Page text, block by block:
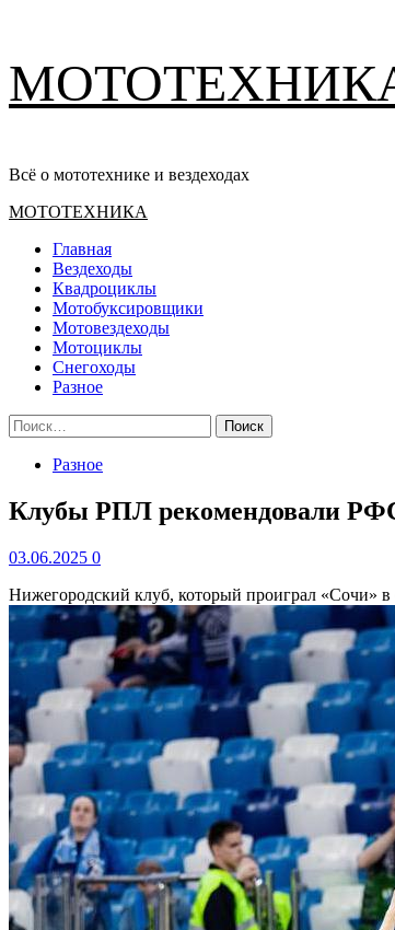
содержимому
Всё о мототехнике и вездеходах
Основное
МОТОТЕХНИКА
Главная
Вездеходы
Квадроциклы
Мотобуксировщики
Мотовездеходы
Мотоциклы
Снегоходы
Разное
Найти:
Разное
Клубы РПЛ рекомендовали
03.06.2025 0
Нижегородский клуб, который проиграл «Сочи»